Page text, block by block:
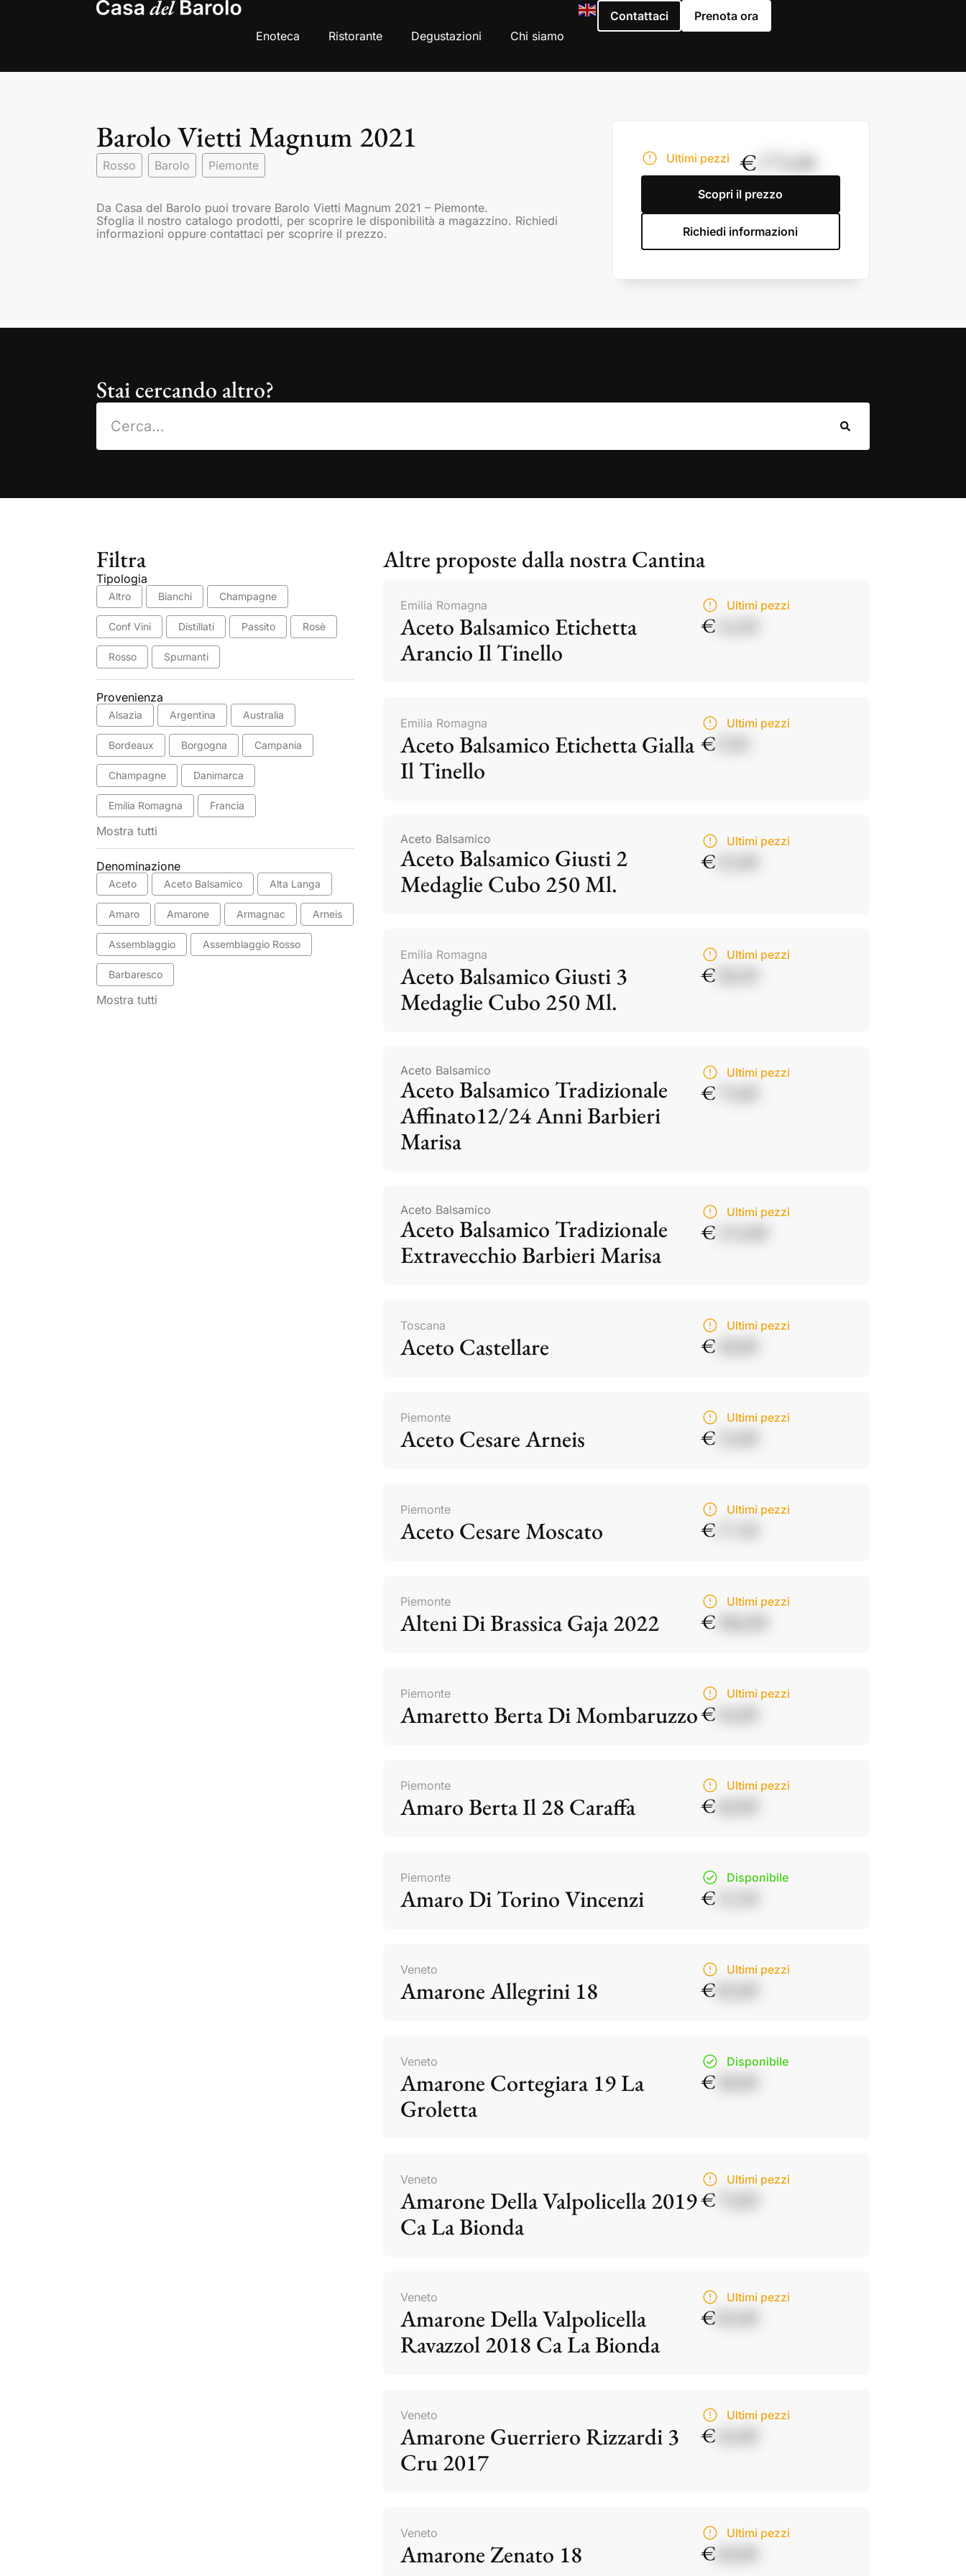
Enoteca Ristorante Degustazioni Chi siamo
Contattaci Prenota ora
Barolo Vietti Magnum 2021
Rosso Barolo Piemonte
Da Casa del Barolo puoi trovare Barolo Vietti Magnum 2021 – Piemonte.
Sfoglia il nostro catalogo prodotti, per scoprire le disponibilità a magazzino. Richiedi
informazioni oppure contattaci per scoprire il prezzo.
Ultimi pezzi € 175,00
Scopri il prezzo
Richiedi informazioni
Stai cercando altro?
Filtra
Tipologia
Altro Bianchi Champagne
Conf Vini Distillati Passito Rosè
Rosso Spumanti
Provenienza
Alsazia Argentina Australia
Bordeaux Borgogna Campania
Champagne Danimarca
Emilia Romagna Francia
Mostra tutti
Denominazione
Aceto Aceto Balsamico Alta Langa
Amaro Amarone Armagnac Arneis
Assemblaggio Assemblaggio Rosso
Barbaresco
Mostra tutti
Altre proposte dalla nostra Cantina
Emilia Romagna
Aceto Balsamico Etichetta
Arancio Il Tinello
Ultimi pezzi
€
Emilia Romagna
Aceto Balsamico Etichetta Gialla
Il Tinello
Ultimi pezzi
€
Aceto Balsamico
Aceto Balsamico Giusti 2
Medaglie Cubo 250 Ml.
Ultimi pezzi
€
Emilia Romagna
Aceto Balsamico Giusti 3
Medaglie Cubo 250 Ml.
Ultimi pezzi
€
Aceto Balsamico
Aceto Balsamico Tradizionale
Affinato12/24 Anni Barbieri
Marisa
Ultimi pezzi
€
Aceto Balsamico
Aceto Balsamico Tradizionale
Extravecchio Barbieri Marisa
Ultimi pezzi
€
Toscana
Aceto Castellare
Ultimi pezzi
€
Piemonte
Aceto Cesare Arneis
Ultimi pezzi
€
Piemonte
Aceto Cesare Moscato
Ultimi pezzi
€
Piemonte
Alteni Di Brassica Gaja 2022
Ultimi pezzi
€ 186,00
Piemonte
Amaretto Berta Di Mombaruzzo
Ultimi pezzi
€ 34,00
Piemonte
Amaro Berta Il 28 Caraffa
Ultimi pezzi
€
Piemonte
Amaro Di Torino Vincenzi
Disponibile
€
Veneto
Amarone Allegrini 18
Ultimi pezzi
€
Veneto
Amarone Cortegiara 19 La
Groletta
Disponibile
€
Veneto
Amarone Della Valpolicella 2019
Ca La Bionda
Ultimi pezzi
€
Veneto
Amarone Della Valpolicella
Ravazzol 2018 Ca La Bionda
Ultimi pezzi
€
Veneto
Amarone Guerriero Rizzardi 3
Cru 2017
Ultimi pezzi
€
Veneto
Amarone Zenato 18
Ultimi pezzi
€